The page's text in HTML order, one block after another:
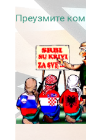
Преузмите